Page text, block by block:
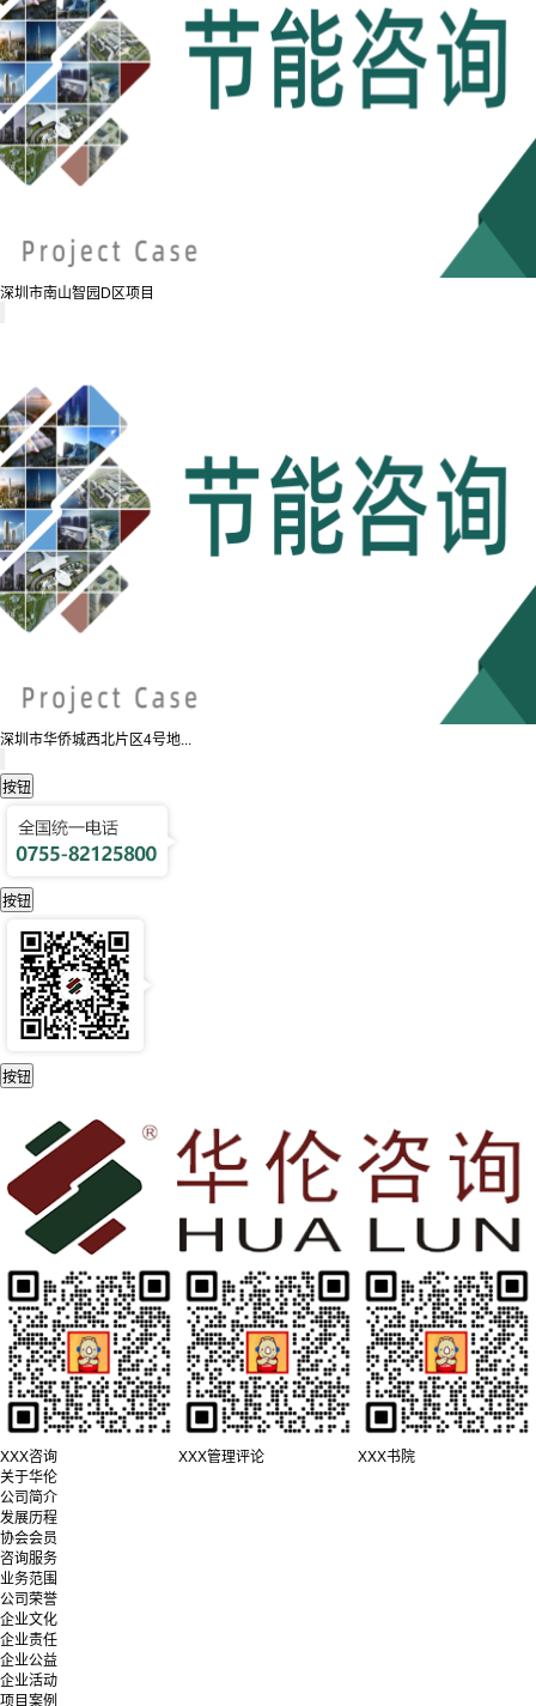
深圳市南山智园D区项目
深圳市华侨城西北片区4号地...
XXX咨询 XXX管理评论
XXX书院
关于华伦
公司简介
发展历程
协会会员
咨询服务
业务范围
公司荣誉
企业文化
企业责任
企业公益
企业活动
项目案例